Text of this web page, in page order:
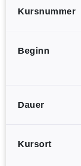
Kursnummer
Beginn
Dauer
Kursort